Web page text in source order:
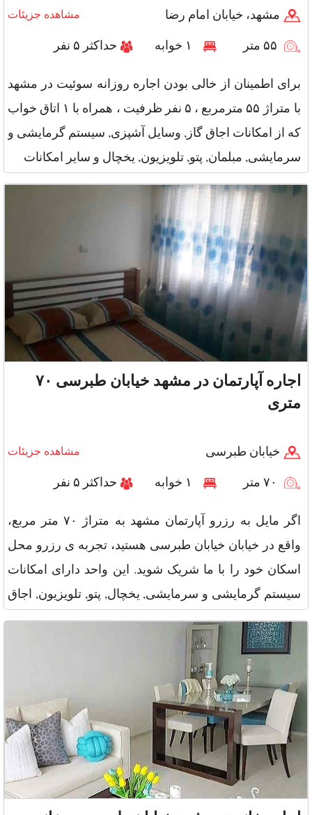
مشهد، خیابان امام رضا مشاهده جزیئات
حداکثر ۵ نفر
برای اطمینان از خالی بودن اجاره روزانه سوئیت در مشهد
با متراژ ۵۵ مترمربع ، ۵ نفر ظرفیت ، همراه با ۱ اتاق خواب
که از امکانات اجاق گاز, وسایل آشپزی, سیستم گرمایشی و
سرمایشی, مبلمان, پتو, تلویزیون, یخچال و سایر امکانات
اجاره آپارتمان در مشهد خیابان طبرسی ۷۰
متری
خیابان طبرسی مشاهده جزیئات
حداکثر ۵ نفر
اگر مایل به رزرو آپارتمان مشهد به متراژ ۷۰ متر مربع،
واقع در خیابان خیابان طبرسی هستید، تجربه ی رزرو محل
اسکان خود را با ما شریک شوید. این واحد دارای امکانات
سیستم گرمایشی و سرمایشی, یخچال, پتو, تلویزیون, اجاق
گاز, وسای